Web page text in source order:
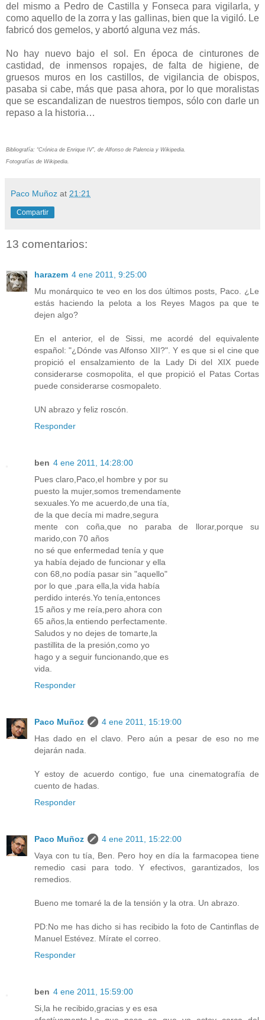
del mismo a Pedro de Castilla y Fonseca para vigilarla, y
como aquello de la zorra y las gallinas, bien que la vigiló. Le
fabricó dos gemelos, y abortó alguna vez más.
No hay nuevo bajo el sol. En época de cinturones de
castidad, de inmensos ropajes, de falta de higiene, de
gruesos muros en los castillos, de vigilancia de obispos,
pasaba si cabe, más que pasa ahora, por lo que moralistas
que se escandalizan de nuestros tiempos, sólo con darle un
repaso a la historia…
Bibliografía: “Crónica de Enrique IV”, de Alfonso de Palencia y Wikipedia.
Fotografías de Wikipedia.
Paco Muñoz at 21:21
Compartir
13 comentarios:
harazem 4 ene 2011, 9:25:00
Mu monárquico te veo en los dos últimos posts, Paco. ¿Le
estás haciendo la pelota a los Reyes Magos pa que te
dejen algo?
En el anterior, el de Sissi, me acordé del equivalente
español: "¿Dónde vas Alfonso XII?". Y es que si el cine que
propició el ensalzamiento de la Lady Di del XIX puede
considerarse cosmopolita, el que propició el Patas Cortas
puede considerarse cosmopaleto.
UN abrazo y feliz roscón.
Responder
ben 4 ene 2011, 14:28:00
Pues claro,Paco,el hombre y por su
puesto la mujer,somos tremendamente
sexuales.Yo me acuerdo,de una tía,
de la que decía mi madre,segura
mente con coña,que no paraba de llorar,porque su
marido,con 70 años
no sé que enfermedad tenía y que
ya había dejado de funcionar y ella
con 68,no podía pasar sin "aquello"
por lo que ,para ella,la vida había
perdido interés.Yo tenía,entonces
15 años y me reía,pero ahora con
65 años,la entiendo perfectamente.
Saludos y no dejes de tomarte,la
pastillita de la presión,como yo
hago y a seguir funcionando,que es
vida.
Responder
Paco Muñoz
4 ene 2011, 15:19:00
Has dado en el clavo. Pero aún a pesar de eso no me
dejarán nada.
Y estoy de acuerdo contigo, fue una cinematografía de
cuento de hadas.
Responder
Paco Muñoz
4 ene 2011, 15:22:00
Vaya con tu tía, Ben. Pero hoy en día la farmacopea tiene
remedio casi para todo. Y efectivos, garantizados, los
remedios.
Bueno me tomaré la de la tensión y la otra. Un abrazo.
PD:No me has dicho si has recibido la foto de Cantinflas de
Manuel Estévez. Mírate el correo.
Responder
ben 4 ene 2011, 15:59:00
Si,la he recibido,gracias y es esa